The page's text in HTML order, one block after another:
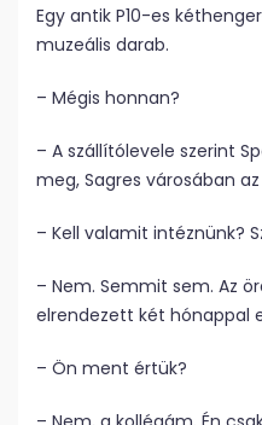
Egy antik P10-es
muzeális darab.
– Mégis honnan?
– A szállítólevele szerint
meg, Sagres városában
– Kell valamit intéznünk?
– Nem. Semmit sem. Az
elrendezett két hónappal
– Ön ment értük?